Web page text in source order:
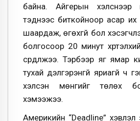
байна. Айгерын хэлснээр
тэднээс биткойноор асар их
шаардаж, өгөхгүй бол
болгосоор 20 минут
сүрдүүлжээ. Тэрбээр яг ямар
тухай дэлгэрэнгүй яриагүй ч
хэлсэн мөнгийг төлөх
хэмээжээ.
Америкийн “Deadline” хэвлэл